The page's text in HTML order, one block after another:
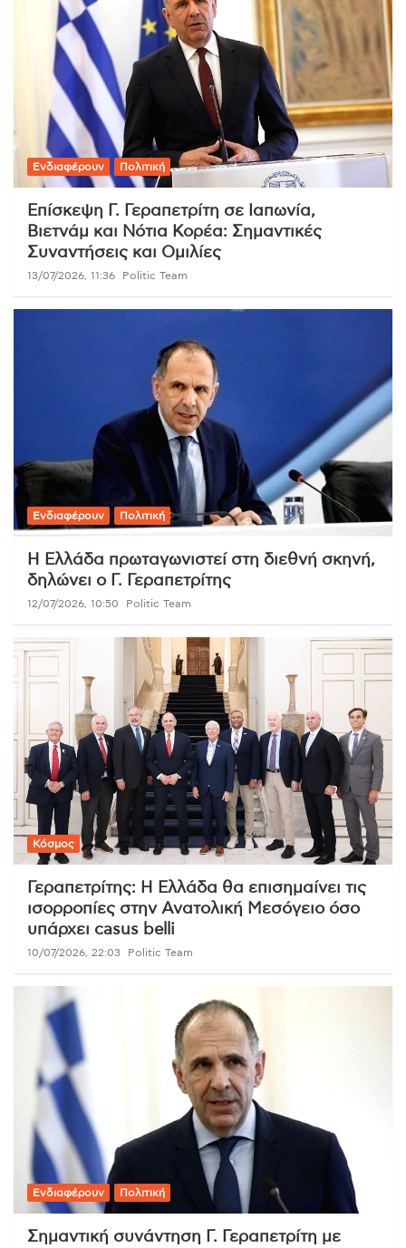
Ενδιαφέρουν Πολιτική
Επίσκεψη Γ. Γεραπετρίτη σε Ιαπωνία,
Βιετνάμ και Νότια Κορέα: Σημαντικές
Συναντήσεις και Ομιλίες
13/07/2026, 11:36 Politic Team
Ενδιαφέρουν Πολιτική
Η Ελλάδα πρωταγωνιστεί στη διεθνή σκηνή,
δηλώνει ο Γ. Γεραπετρίτης
12/07/2026, 10:50 Politic Team
Κόσμος
Γεραπετρίτης: Η Ελλάδα θα επισημαίνει τις
ισορροπίες στην Ανατολική Μεσόγειο όσο
υπάρχει casus belli
10/07/2026, 22:03 Politic Team
Ενδιαφέρουν Πολιτική
Σημαντική συνάντηση Γ. Γεραπετρίτη με